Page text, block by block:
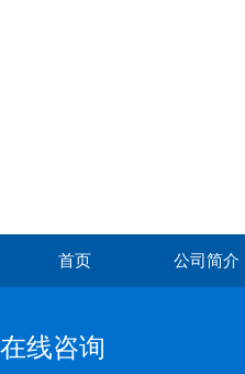
首页 公司简介
在线咨询